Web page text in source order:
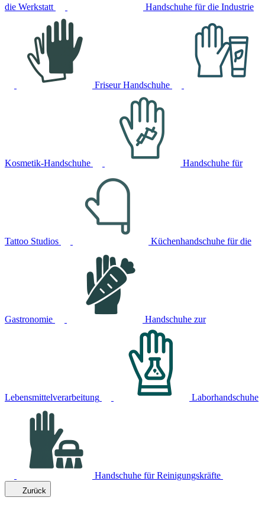
die Werkstatt Handschuhe für die Industrie
Friseur Handschuhe
Kosmetik-Handschuhe Handschuhe für
Tattoo Studios Küchenhandschuhe für die
Gastronomie Handschuhe zur
Lebensmittelverarbeitung Laborhandschuhe
Handschuhe für Reinigungskräfte
Zurück